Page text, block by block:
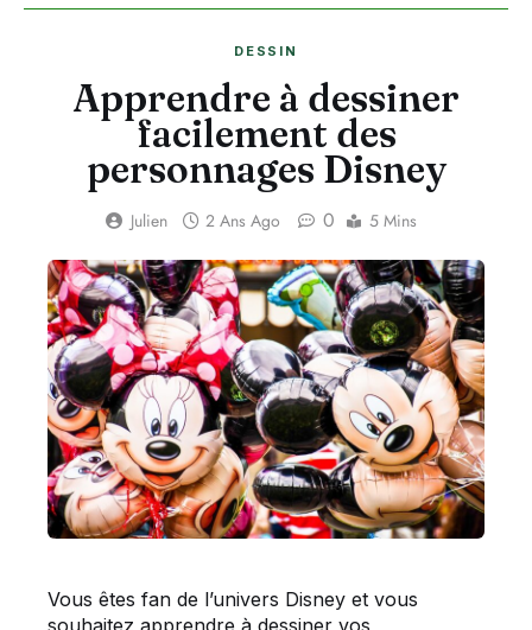
DESSIN
Apprendre à dessiner
facilement des
personnages Disney
Julien 2 Ans Ago 0 5 Mins
Vous êtes fan de l’univers Disney et vous
souhaitez apprendre à dessiner vos